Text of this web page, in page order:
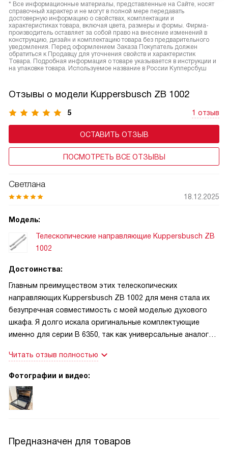
* Все информационные материалы, представленные на Сайте, носят
справочный характер и не могут в полной мере передавать
достоверную информацию о свойствах, комплектации и
характеристиках товара, включая цвета, размеры и формы. Фирма-
производитель оставляет за собой право на внесение изменений в
конструкцию, дизайн и комплектацию товара без предварительного
уведомления. Перед оформлением Заказа Покупатель должен
обратиться к Продавцу для уточнения свойств и характеристик
Товара. Подробная информация о товаре указывается в инструкции и
на упаковке товара. Используемое название в России Купперсбуш
Отзывы о модели Kuppersbusch ZB 1002
5 1 отзыв
ОСТАВИТЬ ОТЗЫВ
ПОСМОТРЕТЬ ВСЕ ОТЗЫВЫ
Светлана
18.12.2025
Модель:
Телескопические направляющие Kuppersbusch ZB
1002
Достоинства:
Главным преимуществом этих телескопических
направляющих Kuppersbusch ZB 1002 для меня стала их
безупречная совместимость с моей моделью духового
шкафа. Я долго искала оригинальные комплектующие
именно для серии B 6350, так как универсальные аналоги
нестабильно. Здесь же установка прошла идеально: все
отверстия совпали с первого раза, ничего не пришлось
невероятно плавный и тихий, что критически важно при
работе с горячей посудой. Выдвигать тяжелый противень
самый неподходящий момент. Качество металла также на
Читать отзыв полностью
Фотографии и видео:
Предназначен для товаров